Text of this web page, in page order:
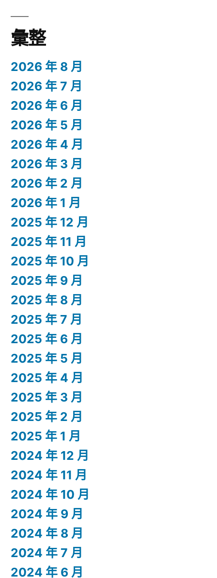
彙整
2026 年 8 月
2026 年 7 月
2026 年 6 月
2026 年 5 月
2026 年 4 月
2026 年 3 月
2026 年 2 月
2026 年 1 月
2025 年 12 月
2025 年 11 月
2025 年 10 月
2025 年 9 月
2025 年 8 月
2025 年 7 月
2025 年 6 月
2025 年 5 月
2025 年 4 月
2025 年 3 月
2025 年 2 月
2025 年 1 月
2024 年 12 月
2024 年 11 月
2024 年 10 月
2024 年 9 月
2024 年 8 月
2024 年 7 月
2024 年 6 月